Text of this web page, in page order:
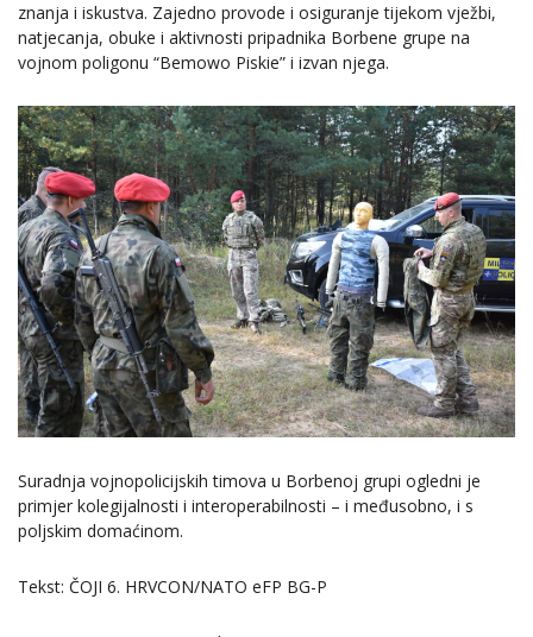
znanja i iskustva. Zajedno provode i osiguranje tijekom vježbi,
natjecanja, obuke i aktivnosti pripadnika Borbene grupe na
vojnom poligonu “Bemowo Piskie” i izvan njega.
Suradnja vojnopolicijskih timova u Borbenoj grupi ogledni je
primjer kolegijalnosti i interoperabilnosti – i međusobno, i s
poljskim domaćinom.
Tekst: ČOJI 6. HRVCON/NATO eFP BG-P